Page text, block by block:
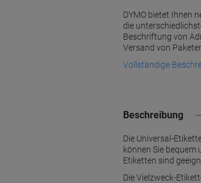
DYMO bietet Ihnen
die
Beschriftung von
Versand von
Vollständige
Beschreibung
Die Universal-
können Sie bequem
Etiketten sind
Die Vielzweck-